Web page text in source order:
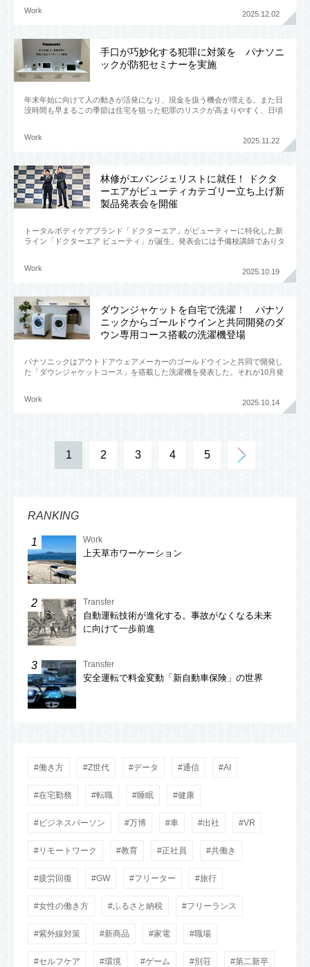
2025.12.02
Work
手口が巧妙化する犯罪に対策を パナソニ
ックが防犯セミナーを実施
年末年始に向けて人の動きが活発になり、現金を扱う機会が増える。また日
没時間も早まるこの季節は住宅を狙った犯罪のリスクが高まりやすく、日頃
2025.11.22
Work
林修がエバンジェリストに就任！ ドクタ
ーエアがビューティカテゴリー立ち上げ新
製品発表会を開催
トータルボディケアブランド「ドクターエア」がビューティーに特化した新
ライン「ドクターエア ビューティ」が誕生。発表会には予備校講師でありタ
2025.10.19
Work
ダウンジャケットを自宅で洗濯！ パナソ
ニックからゴールドウインと共同開発のダ
ウン専用コース搭載の洗濯機登場
パナソニックはアウトドアウェアメーカーのゴールドウインと共同で開発し
た「ダウンジャケットコース」を搭載した洗濯機を発表した。それが10月発
2025.10.14
Work
1 2 3 4 5
RANKING
Work
上天草市ワーケーション
Transfer
自動運転技術が進化する。事故がなくなる未来
に向けて一歩前進
Transfer
安全運転で料金変動「新自動車保険」の世界
働き方 Z世代 データ 通信 AI
在宅勤務 転職 睡眠 健康
ビジネスパーソン 万博 車 出社 VR
リモートワーク 教育 正社員 共働き
疲労回復 GW フリーター 旅行
女性の働き方 ふるさと納税 フリーランス
紫外線対策 新商品 家電 職場
セルフケア 環境 ゲーム 別荘 第二新卒